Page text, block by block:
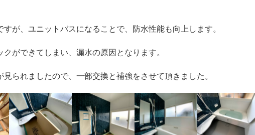
が、ユニットバスになることで、防水性能も向上します。
ができてしまい、漏水の原因となります。
られましたので、一部交換と補強をさせて頂きました。